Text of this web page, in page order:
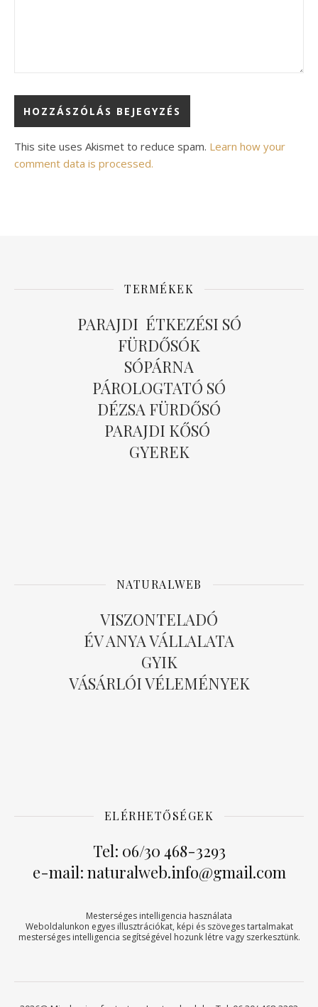
Alternative:
This site uses Akismet to reduce spam. Learn how your
comment data is processed.
TERMÉKEK
PARAJDI ÉTKEZÉSI SÓ
FÜRDŐSÓK
SÓPÁRNA
PÁROLOGTATÓ SÓ
DÉZSA FÜRDŐSÓ
PARAJDI KŐSÓ
GYEREK
NATURALWEB
VISZONTELADÓ
ÉV ANYA VÁLLALATA
GYIK
VÁSÁRLÓI VÉLEMÉNYEK
ELÉRHETŐSÉGEK
Tel: 06/30 468-3293
e-mail: naturalweb.info@gmail.com
Mesterséges intelligencia használata
Weboldalunkon egyes illusztrációkat, képi és szöveges tartalmakat
mesterséges intelligencia segítségével hozunk létre vagy szerkesztünk.